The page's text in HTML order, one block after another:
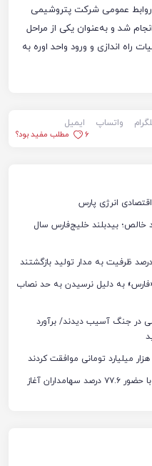
روابط عمومی شرکت پتروشیمی
شد و به‌عنوان یکی از مراحل
اندازی و ورود واحد اوره به
واتساپ
ایمیل
6
مطلب مفید بود؟
انرژی پارس
و ۲۵ درصدی سود خالص؛ بیدبلند خلیج‌فارس سال
به دلیل نرسیدن به حد نصاب
پتروشیمی در جنگ آسیب دیدند/ برآورد
مجمع فوق‌العاده هلدینگ خلیج فارس با حضور ۷۷.۶ درصد سهامداران آغاز